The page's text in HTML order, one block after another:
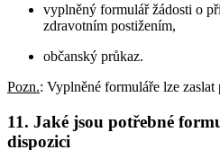
vyplněný formulář žádosti o
zdravotním postižením,
občanský průkaz.
Pozn.: Vyplněné formuláře lze
11. Jaké jsou potřebné
dispozici